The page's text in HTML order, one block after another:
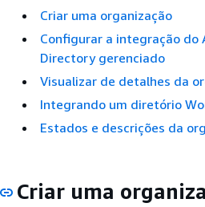
Criar uma organização
Configurar a integração do
Directory gerenciado
Visualizar de detalhes da
Integrando um diretório
Estados e descrições da
Criar uma